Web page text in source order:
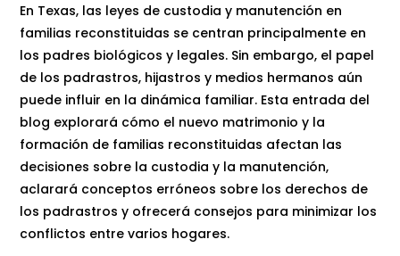
En Texas, las leyes de custodia y manutención en
familias reconstituidas se centran principalmente en
los padres biológicos y legales. Sin embargo, el papel
de los padrastros, hijastros y medios hermanos aún
puede influir en la dinámica familiar. Esta entrada del
blog explorará cómo el nuevo matrimonio y la
formación de familias reconstituidas afectan las
decisiones sobre la custodia y la manutención,
aclarará conceptos erróneos sobre los derechos de
los padrastros y ofrecerá consejos para minimizar los
conflictos entre varios hogares.